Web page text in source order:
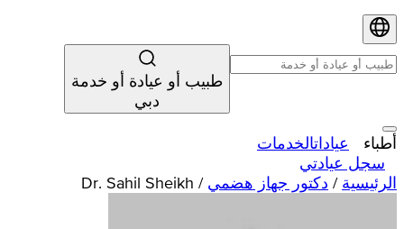
طبيب أو عيادة أو خدمة
دبي
أطباء عياداتالخدمات
سجل عيادتي
الرئيسية / دكتور جهاز هضمي /
Dr. Sahil Sheikh